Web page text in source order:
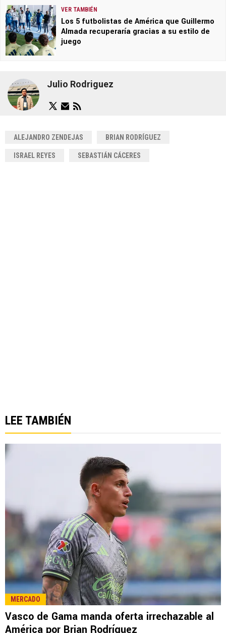
VER TAMBIÉN
Los 5 futbolistas de América que Guillermo
Almada recuperaría gracias a su estilo de
juego
Julio Rodriguez
ALEJANDRO ZENDEJAS BRIAN RODRÍGUEZ
ISRAEL REYES SEBASTIÁN CÁCERES